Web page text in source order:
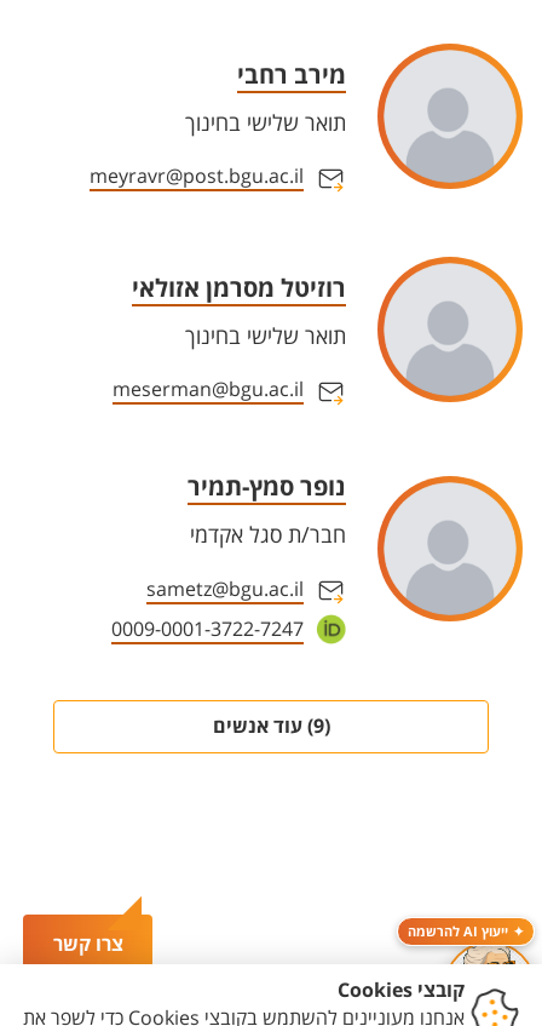
צרו קשר
ייעוץ AI להרשמה
מירב רחבי
תואר שלישי בחינוך
meyravr@post.bgu.ac.il
רוזיטל מסרמן אזולאי
תואר שלישי בחינוך
meserman@bgu.ac.il
נופר סמץ-תמיר
חבר/ת סגל אקדמי
sametz@bgu.ac.il
0009-0001-3722-7247
(9) עוד אנשים